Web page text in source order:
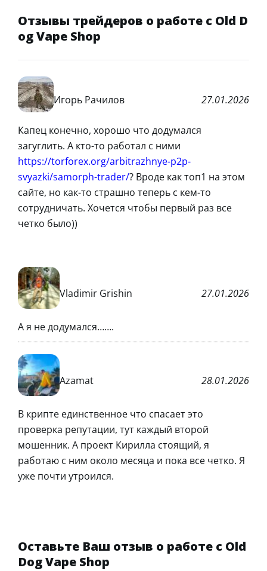
Отзывы трейдеров о работе с Old D
og Vape Shop
Игорь Рачилов 27.01.2026
Капец конечно, хорошо что додумался
загуглить. А кто-то работал с ними
https://torforex.org/arbitrazhnye-p2p-
svyazki/samorph-trader/? Вроде как топ1 на этом
сайте, но как-то страшно теперь с кем-то
сотрудничать. Хочется чтобы первый раз все
четко было))
Vladimir Grishin 27.01.2026
А я не додумался…….
Azamat 28.01.2026
В крипте единственное что спасает это
проверка репутации, тут каждый второй
мошенник. А проект Кирилла стоящий, я
работаю с ним около месяца и пока все четко. Я
уже почти утроился.
Оставьте Ваш отзыв о работе с Old
Dog Vape Shop